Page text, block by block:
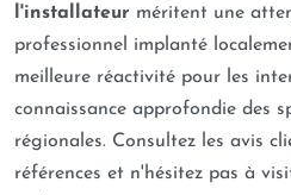
l'installateur méritent une
professionnel implanté
meilleure réactivité pour les
connaissance approfondie des
régionales. Consultez les avis
références et n'hésitez pas à